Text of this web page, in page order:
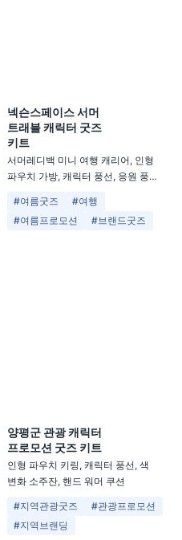
넥슨스페이스 서머
트래블 캐릭터 굿즈
키트
서머레디백 미니 여행 캐리어, 인형
파우치 가방, 캐릭터 풍선, 응원 풍선,
#여름굿즈
#여행
#여름프로모션
#브랜드굿즈
양평군 관광 캐릭터
프로모션 굿즈 키트
인형 파우치 키링, 캐릭터 풍선, 색
변화 소주잔, 핸드 워머 쿠션
#지역관광굿즈
#관광프로모션
#지역브랜딩